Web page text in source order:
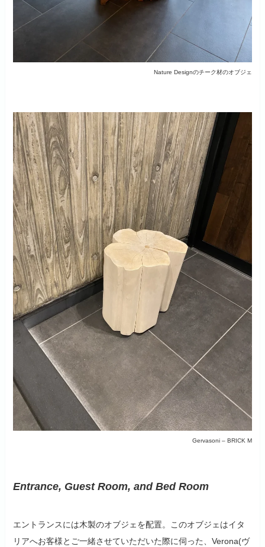
Nature Designのチーク材のオブジェ
Gervasoni – BRICK M
Entrance, Guest Room, and Bed Room
エントランスには木製のオブジェを配置。このオブジェはイタ
リアへお客様とご一緒させていただいた際に伺った、Verona(ヴ